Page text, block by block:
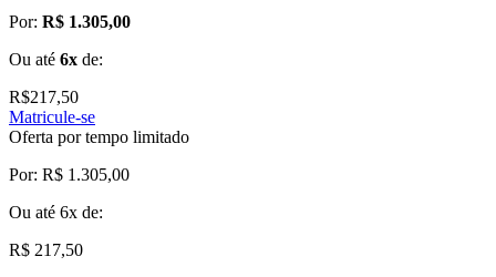
Por: R$ 1.305,00
Ou até 6x de:
R$217,50
Matricule-se
Oferta por tempo limitado
Por: R$ 1.305,00
Ou até 6x de:
R$ 217,50